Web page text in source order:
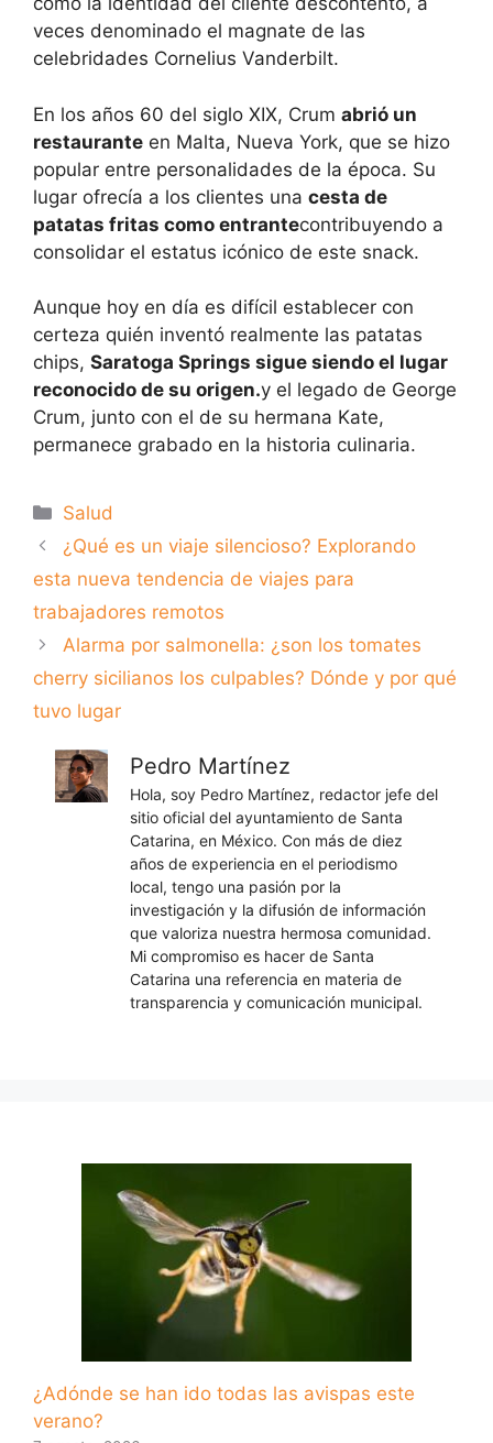
veces denominado el magnate de las
celebridades Cornelius Vanderbilt.
En los años 60 del siglo XIX, Crum abrió un
restaurante en Malta, Nueva York, que se hizo
popular entre personalidades de la época. Su
lugar ofrecía a los clientes una cesta de
patatas fritas como entrantecontribuyendo a
consolidar el estatus icónico de este snack.
Aunque hoy en día es difícil establecer con
certeza quién inventó realmente las patatas
chips, Saratoga Springs sigue siendo el lugar
reconocido de su origen.y el legado de George
Crum, junto con el de su hermana Kate,
permanece grabado en la historia culinaria.
Categorías
Salud
¿Qué es un viaje silencioso? Explorando
esta nueva tendencia de viajes para
trabajadores remotos
Alarma por salmonella: ¿son los tomates
cherry sicilianos los culpables? Dónde y por qué
tuvo lugar
Pedro Martínez
Hola, soy Pedro Martínez, redactor jefe del
sitio oficial del ayuntamiento de Santa
Catarina, en México. Con más de diez
años de experiencia en el periodismo
local, tengo una pasión por la
investigación y la difusión de información
que valoriza nuestra hermosa comunidad.
Mi compromiso es hacer de Santa
Catarina una referencia en materia de
transparencia y comunicación municipal.
¿Adónde se han ido todas las avispas este
verano?